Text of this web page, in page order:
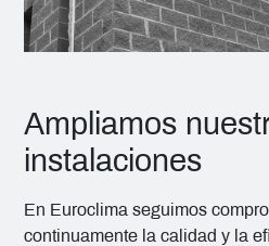
Ampliamos
instalaciones
En Euroclima seguimos
continuamente la calidad y la